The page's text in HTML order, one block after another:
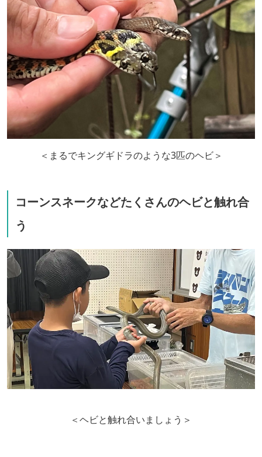
＜まるでキングギドラのような3匹のヘビ＞
コーンスネークなどたくさんのヘビと触れ合
う
＜ヘビと触れ合いましょう＞